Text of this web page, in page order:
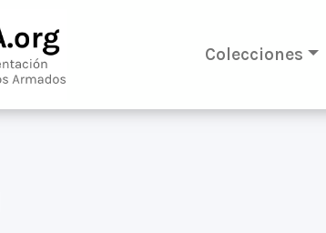
Colecciones